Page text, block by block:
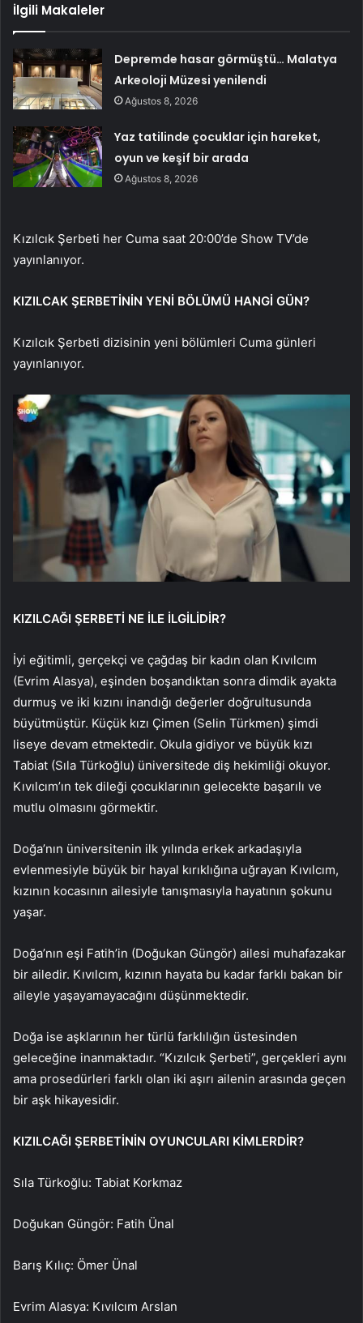
İlgili Makaleler
Depremde hasar görmüştü… Malatya
Arkeoloji Müzesi yenilendi
Ağustos 8, 2026
Yaz tatilinde çocuklar için hareket,
oyun ve keşif bir arada
Ağustos 8, 2026
Kızılcık Şerbeti her Cuma saat 20:00’de Show TV’de
yayınlanıyor.
KIZILCAK ŞERBETİNİN YENİ BÖLÜMÜ HANGİ GÜN?
Kızılcık Şerbeti dizisinin yeni bölümleri Cuma günleri
yayınlanıyor.
KIZILCAĞI ŞERBETİ NE İLE İLGİLİDİR?
İyi eğitimli, gerçekçi ve çağdaş bir kadın olan Kıvılcım
(Evrim Alasya), eşinden boşandıktan sonra dimdik ayakta
durmuş ve iki kızını inandığı değerler doğrultusunda
büyütmüştür. Küçük kızı Çimen (Selin Türkmen) şimdi
liseye devam etmektedir. Okula gidiyor ve büyük kızı
Tabiat (Sıla Türkoğlu) üniversitede diş hekimliği okuyor.
Kıvılcım’ın tek dileği çocuklarının gelecekte başarılı ve
mutlu olmasını görmektir.
Doğa’nın üniversitenin ilk yılında erkek arkadaşıyla
evlenmesiyle büyük bir hayal kırıklığına uğrayan Kıvılcım,
kızının kocasının ailesiyle tanışmasıyla hayatının şokunu
yaşar.
Doğa’nın eşi Fatih’in (Doğukan Güngör) ailesi muhafazakar
bir ailedir. Kıvılcım, kızının hayata bu kadar farklı bakan bir
aileyle yaşayamayacağını düşünmektedir.
Doğa ise aşklarının her türlü farklılığın üstesinden
geleceğine inanmaktadır. “Kızılcık Şerbeti”, gerçekleri aynı
ama prosedürleri farklı olan iki aşırı ailenin arasında geçen
bir aşk hikayesidir.
KIZILCAĞI ŞERBETİNİN OYUNCULARI KİMLERDİR?
Sıla Türkoğlu: Tabiat Korkmaz
Doğukan Güngör: Fatih Ünal
Barış Kılıç: Ömer Ünal
Evrim Alasya: Kıvılcım Arslan